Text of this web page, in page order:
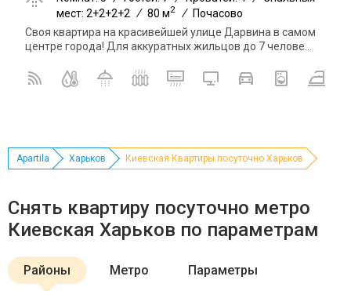
мест: 2+2+2+2 / 80 м2 / Почасово
Своя квартира на красивейшей улице Дарвина в самом
центре города! Для аккуратных жильцов до 7 челове...
Apartila Харьков Киевская Квартиры посуточно Харьков
Снять квартиру посуточно метро
Киевская Харьков по параметрам
Районы Метро Параметры